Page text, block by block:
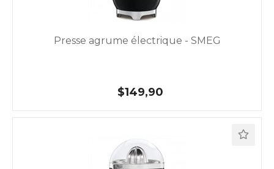
Presse agrume électrique - SMEG
$149,90